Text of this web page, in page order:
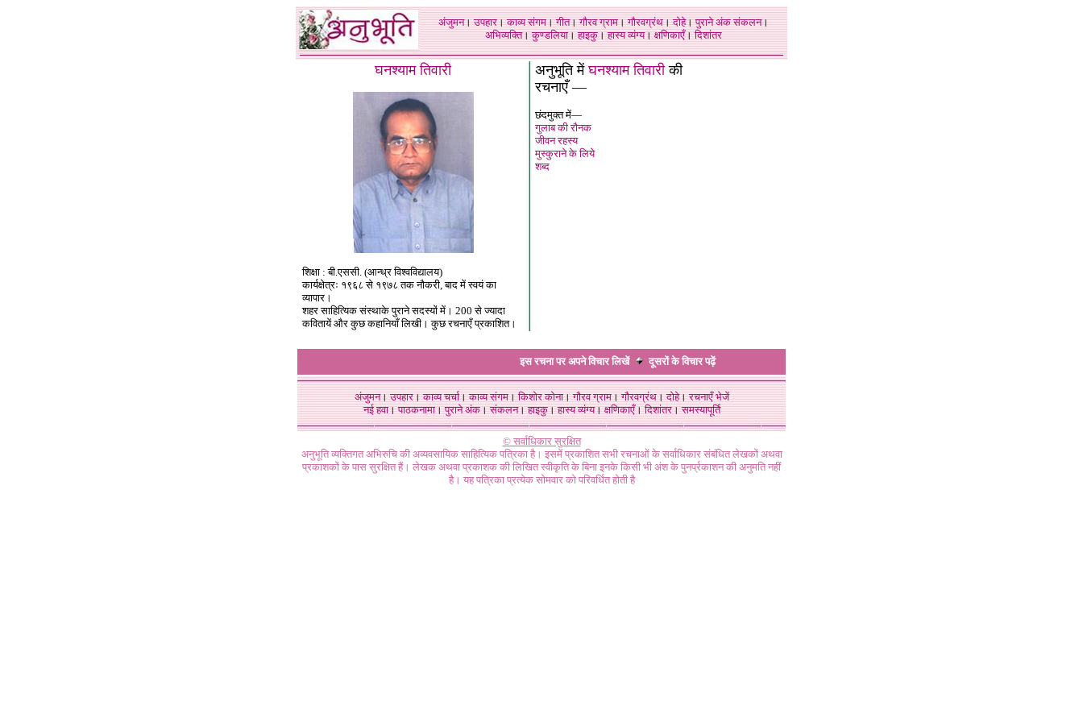
अंजुमन।उपहार।काव्य संगम।गीत।गौरव ग्राम।गौरवग्रंथ।दोहे।पुराने अंक संकलन।
अभिव्यक्ति।कुण्डलिया।हाइकु।हास्य व्यंग्य।क्षणिकाएँ।दिशांतर
घनश्यामतिवारी
शिक्षा : बी.एससी. (आन्ध्र विश्वविद्यालय)
कार्यक्षेत्रः १९६८ से १९७८ तक नौकरी, बाद में स्वयं का
व्यापार।
शहर साहित्यिक संस्थाके पुराने सदस्यों में। 200 से ज्यादा
कवितायें और कुछ कहानियाँ लिखी। कुछ रचनाएँ प्रकाशित।
अनुभूति मेंघनश्याम तिवारीकी
रचनाएँ —
छंदमुक्त में—
गुलाब की रौनक
जीवन रहस्य
मुस्कुराने के लिये
शब्द
इस रचना पर अपने विचार लिखें दूसरों के विचारपढ़ें
अंजुमन।उपहार।काव्य चर्चा।काव्य संगम।किशोर कोना।गौरव ग्राम।गौरवग्रंथ।दोहे।रचनाएँ भेजें
नई हवा। पाठकनामा। पुराने अंक। संकलन। हाइकु। हास्य व्यंग्य। क्षणिकाएँ। दिशांतर। समस्यापूर्ति
© सर्वाधिकार सुरक्षित
अनुभूति व्यक्तिगत अभिरुचि की अव्यवसायिक साहित्यिक पत्रिका है। इसमें प्रकाशित सभी रचनाओं के सर्वाधिकार संबंधित लेखकों अथवा
प्रकाशकों के पास सुरक्षित हैं। लेखक अथवा प्रकाशक की लिखित स्वीकृति के बिना इनके किसी भी अंश के पुनर्प्रकाशन की अनुमति नहीं
है। यह पत्रिका प्रत्येक सोमवार को परिवर्धित होती है